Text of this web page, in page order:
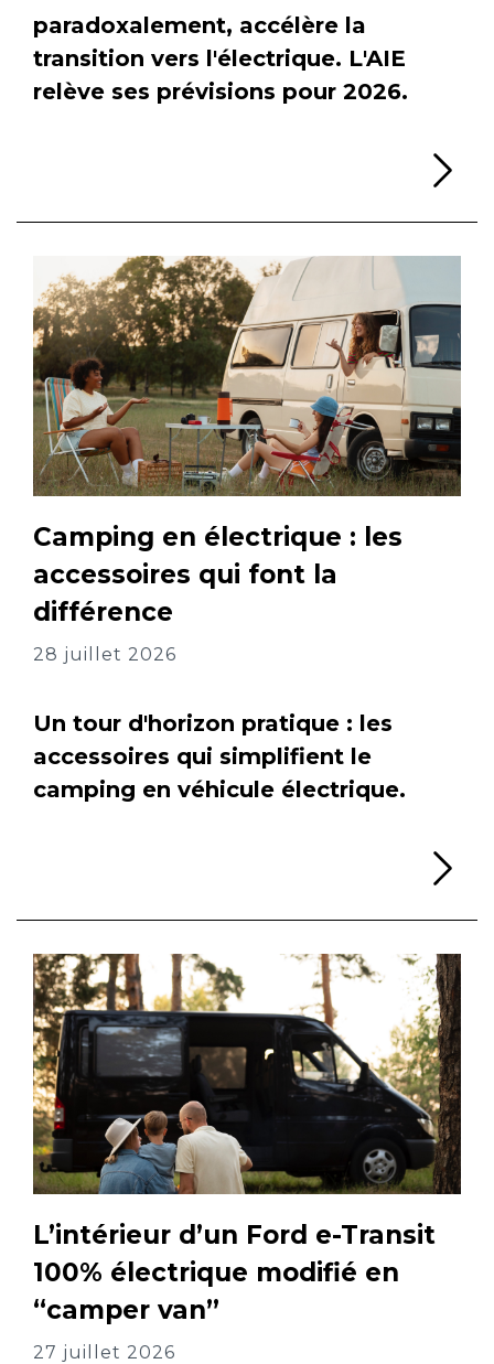
paradoxalement, accélère la
transition vers l'électrique. L'AIE
relève ses prévisions pour 2026.
Camping en électrique : les
accessoires qui font la
différence
28 juillet 2026
Un tour d'horizon pratique : les
accessoires qui simplifient le
camping en véhicule électrique.
L’intérieur d’un Ford e-Transit
100% électrique modifié en
“camper van”
27 juillet 2026